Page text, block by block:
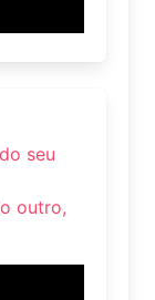
seu
outro,